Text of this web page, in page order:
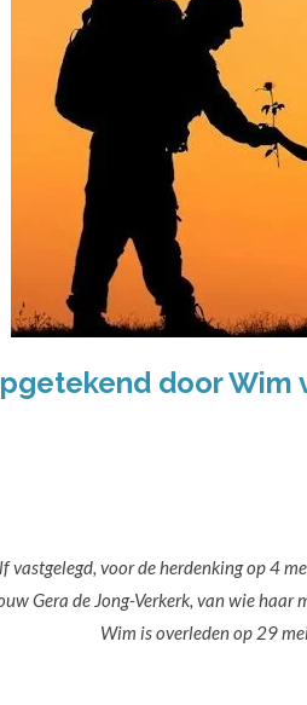
door Wim
vastgelegd, voor de herdenking op 4
Gera de Jong-Verkerk, van wie haar
Wim is overleden op 29